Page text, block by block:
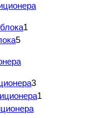
1
5
3
1